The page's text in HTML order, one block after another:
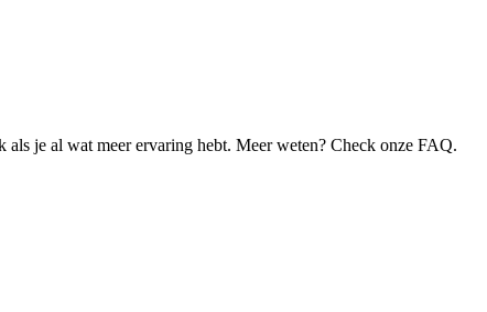
je al wat meer ervaring hebt. Meer weten? Check onze FAQ.